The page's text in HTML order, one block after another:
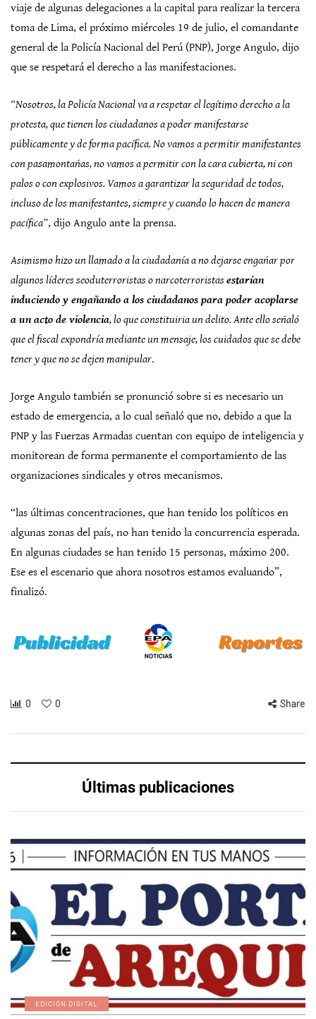
viaje de algunas delegaciones a la capital para realizar la tercera
toma de Lima, el próximo miércoles 19 de julio, el comandante
general de la Policía Nacional del Perú (PNP), Jorge Angulo, dijo
que se respetará el derecho a las manifestaciones.
“Nosotros, la Policía Nacional va a respetar el legítimo derecho a la
protesta, que tienen los ciudadanos a poder manifestarse
públicamente y de forma pacífica. No vamos a permitir manifestantes
con pasamontañas, no vamos a permitir con la cara cubierta, ni con
palos o con explosivos. Vamos a garantizar la seguridad de todos,
incluso de los manifestantes, siempre y cuando lo hacen de manera
pacífica”, dijo Angulo ante la prensa.
Asimismo hizo un llamado a la ciudadanía a no dejarse engañar por
algunos líderes seoduterroristas o narcoterroristasestarían
induciendo y engañando a los ciudadanos para poder acoplarse
a un acto de violencia, lo que constituiria un delito. Ante ello señaló
que el fiscal expondría mediante un mensaje, los cuidados que se debe
tener y que no se dejen manipular.
Jorge Angulo también se pronunció sobre si es necesario un
estado de emergencia, a lo cual señaló que no, debido a que la
PNP y las Fuerzas Armadas cuentan con equipo de inteligencia y
monitorean de forma permanente el comportamiento de las
organizaciones sindicales y otros mecanismos.
“las últimas concentraciones, que han tenido los políticos en
algunas zonas del país, no han tenido la concurrencia esperada.
En algunas ciudades se han tenido 15 personas, máximo 200.
Ese es el escenario que ahora nosotros estamos evaluando”,
finalizó.
0 0 Share
Últimas publicaciones
EDICIÓN DIGITAL